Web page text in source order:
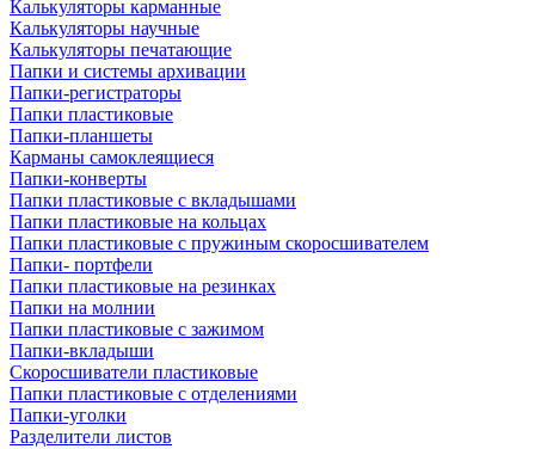
Калькуляторы карманные
Калькуляторы научные
Калькуляторы печатающие
Папки и системы архивации
Папки-регистраторы
Папки пластиковые
Папки-планшеты
Карманы самоклеящиеся
Папки-конверты
Папки пластиковые с вкладышами
Папки пластиковые на кольцах
Папки пластиковые с пружиным скоросшивателем
Папки- портфели
Папки пластиковые на резинках
Папки на молнии
Папки пластиковые с зажимом
Папки-вкладыши
Скоросшиватели пластиковые
Папки пластиковые с отделениями
Папки-уголки
Разделители листов